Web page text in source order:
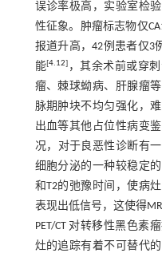
误诊率极高，实验室检
性征象。肿瘤标志物仅
报道升高，42例患者仅3
能[4.12] ，其余术前或穿
瘤、棘球蚴病、肝腺瘤
脉期肿块不均匀强化，
出血等其他占位性病变
况，对于良恶性诊断有
细胞分泌的一种较稳定
和T2的弛豫时间，使病
表现出低信号，这使得
PET/CT 对转移性黑色素
灶的追踪有着不可替代